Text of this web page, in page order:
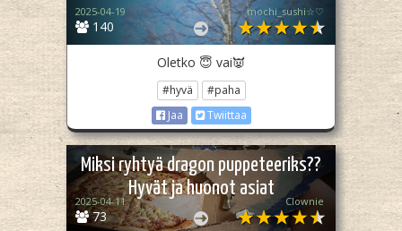
140
2025-04-19 mochi_sushi☆♡
Oletko 😇 vai👿
#hyvä
#paha
Jaa
Twiittaa
Miksi ryhtyä dragon puppeteeriks??
Hyvät ja huonot asiat
73
2025-04-11 Clownie